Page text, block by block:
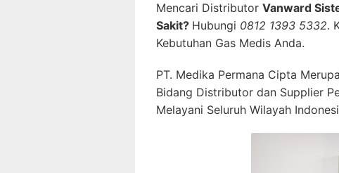
Mencari Distributor Vanward
Sakit? Hubungi 0812 1393 5332.
Kebutuhan Gas Medis Anda.
PT. Medika Permana Cipta
Bidang Distributor dan Supplier
Melayani Seluruh Wilayah